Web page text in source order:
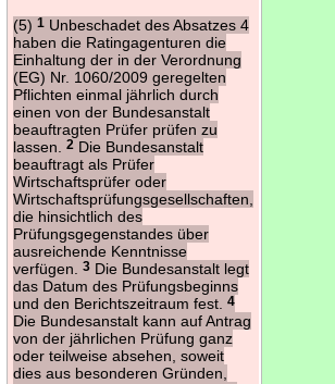
(5)1 Unbeschadet des Absatzes 4
haben die Ratingagenturen die
Einhaltung der in der Verordnung
(EG) Nr. 1060/2009 geregelten
Pflichten einmal jährlich durch
einen von der Bundesanstalt
beauftragten Prüfer prüfen zu
lassen.2 Die Bundesanstalt
beauftragt als Prüfer
Wirtschaftsprüfer oder
Wirtschaftsprüfungsgesellschaften,
die hinsichtlich des
Prüfungsgegenstandes über
ausreichende Kenntnisse
verfügen.3 Die Bundesanstalt legt
das Datum des Prüfungsbeginns
und den Berichtszeitraum fest.4
Die Bundesanstalt kann auf Antrag
von der jährlichen Prüfung ganz
oder teilweise absehen, soweit
dies aus besonderen Gründen,